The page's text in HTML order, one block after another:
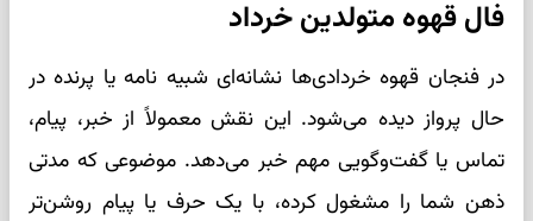
فال قهوه متولدین خرداد
در فنجان قهوه خردادی‌ها نشانه‌ای شبیه نامه یا پرنده در
حال پرواز دیده می‌شود. این نقش معمولاً از خبر، پیام،
تماس یا گفت‌وگویی مهم خبر می‌دهد. موضوعی که مدتی
ذهن شما را مشغول کرده، با یک حرف یا پیام روشن‌تر